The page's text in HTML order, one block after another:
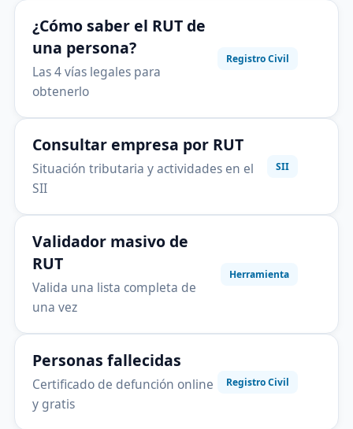
¿Cómo saber el RUT de
una persona?
Las 4 vías legales para
obtenerlo
Registro Civil
Consultar empresa por RUT
Situación tributaria y actividades en el
SII
SII
Validador masivo de
RUT
Valida una lista completa de
una vez
Herramienta
Personas fallecidas
Certificado de defunción online
y gratis
Registro Civil